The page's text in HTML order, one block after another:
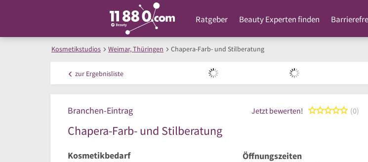
Ratgeber Beauty Experten finden
Kosmetikstudios Weimar, Thüringen Chapera-Farb- und Stilberatung
zur Ergebnisliste
Branchen-Eintrag Jetzt bewerten! 00
Chapera-Farb- und Stilberatung
Kosmetikbedarf Öffnungszeiten